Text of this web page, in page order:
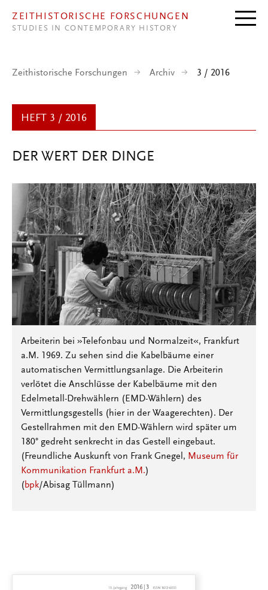
ZEITHISTORISCHE FORSCHUNGEN
STUDIES IN CONTEMPORARY HISTORY
Zeithistorische Forschungen Archiv 3 / 2016
HEFT 3 / 2016
DER WERT DER DINGE
Arbeiterin bei »Telefonbau und Normalzeit«, Frankfurt
a.M. 1969. Zu sehen sind die Kabelbäume einer
automatischen Vermittlungsanlage. Die Arbeiterin
verlötet die Anschlüsse der Kabelbäume mit den
Edelmetall-Drehwählern (EMD-Wählern) des
Vermittlungsgestells (hier in der Waagerechten). Der
Gestellrahmen mit den EMD-Wählern wird später um
180° gedreht senkrecht in das Gestell eingebaut.
(Freundliche Auskunft von Frank Gnegel, Museum für
Kommunikation Frankfurt a.M.)
(bpk/Abisag Tüllmann)